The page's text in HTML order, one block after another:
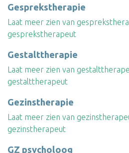
Gesprekstherapie
Laat meer zien van
gesprekstherapeut
Gestalttherapie
Laat meer zien van
gestalttherapeut
Gezinstherapie
Laat meer zien van
gezinstherapeut
GZ psycholoog